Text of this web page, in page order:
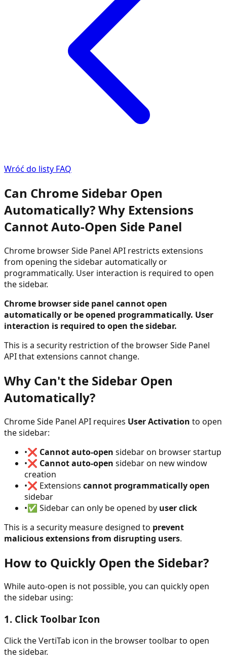
Wróć do listy FAQ
Can Chrome Sidebar Open
Automatically? Why Extensions
Cannot Auto-Open Side Panel
Chrome browser Side Panel API restricts extensions
from opening the sidebar automatically or
programmatically. User interaction is required to open
the sidebar.
Chrome browser side panel cannot open
automatically or be opened programmatically. User
interaction is required to open the sidebar.
This is a security restriction of the browser Side Panel
API that extensions cannot change.
Why Can't the Sidebar Open
Automatically?
Chrome Side Panel API requires User Activation to open
the sidebar:
•❌ Cannot auto-open sidebar on browser startup
•❌ Cannot auto-open sidebar on new window
creation
•❌ Extensions cannot programmatically open
sidebar
•✅ Sidebar can only be opened by user click
This is a security measure designed to prevent
malicious extensions from disrupting users.
How to Quickly Open the Sidebar?
While auto-open is not possible, you can quickly open
the sidebar using:
1. Click Toolbar Icon
Click the VertiTab icon in the browser toolbar to open
the sidebar.